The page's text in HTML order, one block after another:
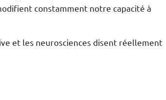
constamment notre capacité à
et les neurosciences disent réellement